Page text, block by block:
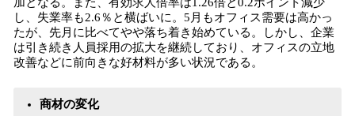
し、失業率も2.6％と横ばいに。5月もオフィス需要は高かっ
たが、先月に比べてやや落ち着き始めている。しかし、企業
は引き続き人員採用の拡大を継続しており、オフィスの立地
改善などに前向きな好材料が多い状況である。
商材の変化